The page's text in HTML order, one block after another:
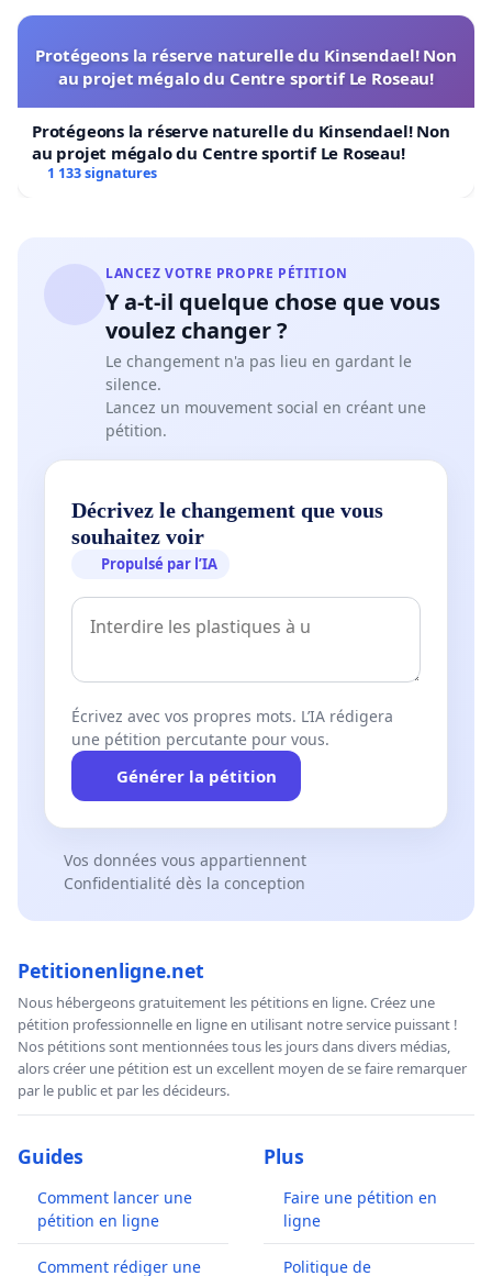
Protégeons la réserve naturelle du Kinsendael! Non
au projet mégalo du Centre sportif Le Roseau!
Protégeons la réserve naturelle du Kinsendael! Non
au projet mégalo du Centre sportif Le Roseau!
1 133 signatures
LANCEZ VOTRE PROPRE PÉTITION
Y a-t-il quelque chose que vous
voulez changer ?
Le changement n'a pas lieu en gardant le
silence.
Lancez un mouvement social en créant une
pétition.
Décrivez le changement que vous
souhaitez voir
Propulsé par l’IA
Écrivez avec vos propres mots. L’IA rédigera
une pétition percutante pour vous.
Générer la pétition
Vos données vous appartiennent
Confidentialité dès la conception
Petitionenligne.net
Nous hébergeons gratuitement les pétitions en ligne. Créez une
pétition professionnelle en ligne en utilisant notre service puissant !
Nos pétitions sont mentionnées tous les jours dans divers médias,
alors créer une pétition est un excellent moyen de se faire remarquer
par le public et par les décideurs.
Guides
Comment lancer une
pétition en ligne
Comment rédiger une
Plus
Faire une pétition en
ligne
Politique de